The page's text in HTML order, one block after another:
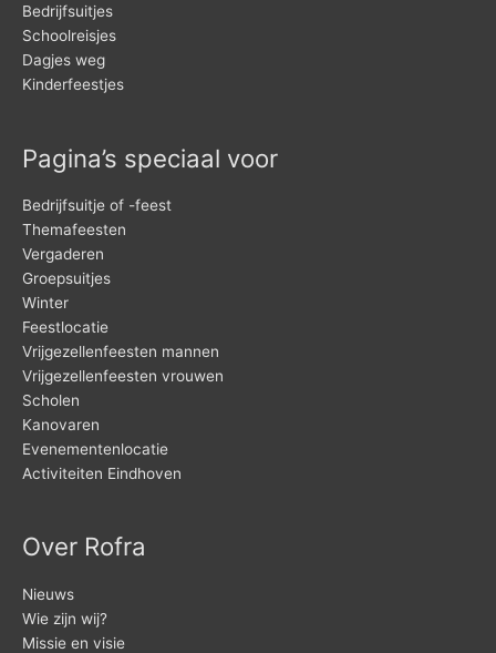
Bedrijfsuitjes
Schoolreisjes
Dagjes weg
Kinderfeestjes
Pagina’s speciaal voor
Bedrijfsuitje of -feest
Themafeesten
Vergaderen
Groepsuitjes
Winter
Feestlocatie
Vrijgezellenfeesten mannen
Vrijgezellenfeesten vrouwen
Scholen
Kanovaren
Evenementenlocatie
Activiteiten Eindhoven
Over Rofra
Nieuws
Wie zijn wij?
Missie en visie